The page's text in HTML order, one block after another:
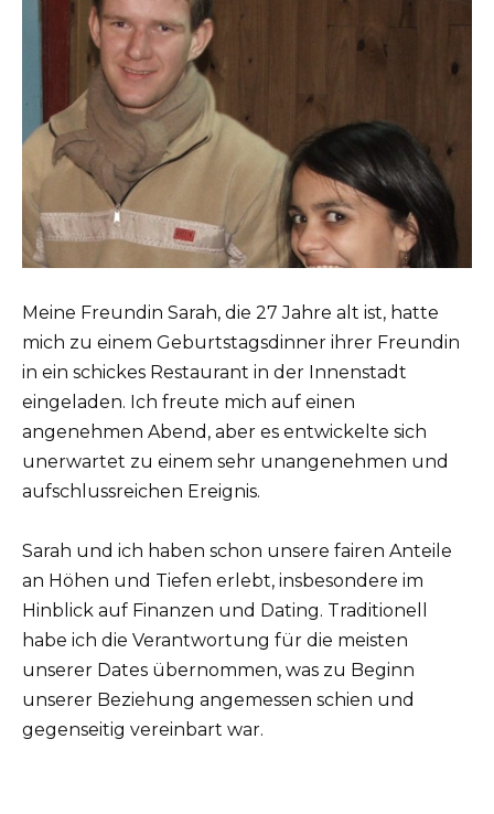
Meine Freundin Sarah, die 27 Jahre alt ist, hatte
mich zu einem Geburtstagsdinner ihrer Freundin
in ein schickes Restaurant in der Innenstadt
eingeladen. Ich freute mich auf einen
angenehmen Abend, aber es entwickelte sich
unerwartet zu einem sehr unangenehmen und
aufschlussreichen Ereignis.
Sarah und ich haben schon unsere fairen Anteile
an Höhen und Tiefen erlebt, insbesondere im
Hinblick auf Finanzen und Dating. Traditionell
habe ich die Verantwortung für die meisten
unserer Dates übernommen, was zu Beginn
unserer Beziehung angemessen schien und
gegenseitig vereinbart war.